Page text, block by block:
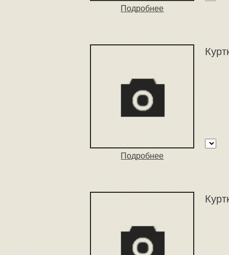
Подробнее
Подробнее